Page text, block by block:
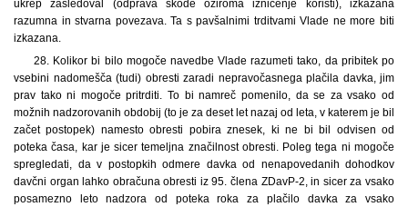
ukrep zasledoval (odprava škode oziroma izničenje koristi), izkazana
razumna in stvarna povezava. Ta s pavšalnimi trditvami Vlade ne more biti
izkazana.
28. Kolikor bi bilo mogoče navedbe Vlade razumeti tako, da pribitek po
vsebini nadomešča (tudi) obresti zaradi nepravočasnega plačila davka, jim
prav tako ni mogoče pritrditi. To bi namreč pomenilo, da se za vsako od
možnih nadzorovanih obdobij (to je za deset let nazaj od leta, v katerem je bil
začet postopek) namesto obresti pobira znesek, ki ne bi bil odvisen od
poteka časa, kar je sicer temeljna značilnost obresti. Poleg tega ni mogoče
spregledati, da v postopkih odmere davka od nenapovedanih dohodkov
davčni organ lahko obračuna obresti iz 95. člena ZDavP-2, in sicer za vsako
posamezno leto nadzora od poteka roka za plačilo davka za vsako